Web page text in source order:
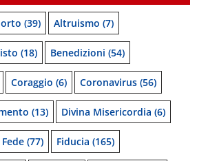
(39) Altruismo (7)
(18) Benedizioni (54)
Coraggio (6) Coronavirus (56)
(13) Divina Misericordia (6)
Fede (77) Fiducia (165)